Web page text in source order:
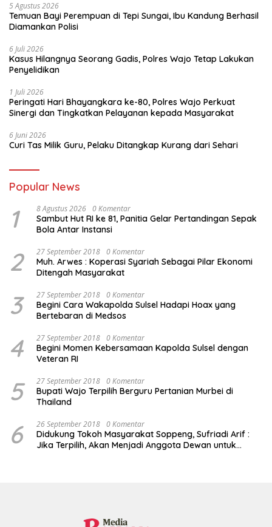
5 Agustus 2026
Temuan Bayi Perempuan di Tepi Sungai, Ibu Kandung Berhasil
Diamankan Polisi
6 Juli 2026
Kasus Hilangnya Seorang Gadis, Polres Wajo Tetap Lakukan
Penyelidikan
1 Juli 2026
Peringati Hari Bhayangkara ke-80, Polres Wajo Perkuat
Sinergi dan Tingkatkan Pelayanan kepada Masyarakat
6 Juni 2026
Curi Tas Milik Guru, Pelaku Ditangkap Kurang dari Sehari
Popular News
1 8 Agustus 2026 0 Komentar
Sambut Hut RI ke 81, Panitia Gelar Pertandingan Sepak
Bola Antar Instansi
2 27 September 2018 0 Komentar
Muh. Arwes : Koperasi Syariah Sebagai Pilar Ekonomi
Ditengah Masyarakat
3 27 September 2018 0 Komentar
Begini Cara Wakapolda Sulsel Hadapi Hoax yang
Bertebaran di Medsos
4 27 September 2018 0 Komentar
Begini Momen Kebersamaan Kapolda Sulsel dengan
Veteran RI
5 27 September 2018 0 Komentar
Bupati Wajo Terpilih Berguru Pertanian Murbei di
Thailand
6 26 September 2018 0 Komentar
Didukung Tokoh Masyarakat Soppeng, Sufriadi Arif :
Jika Terpilih, Akan Menjadi Anggota Dewan untuk